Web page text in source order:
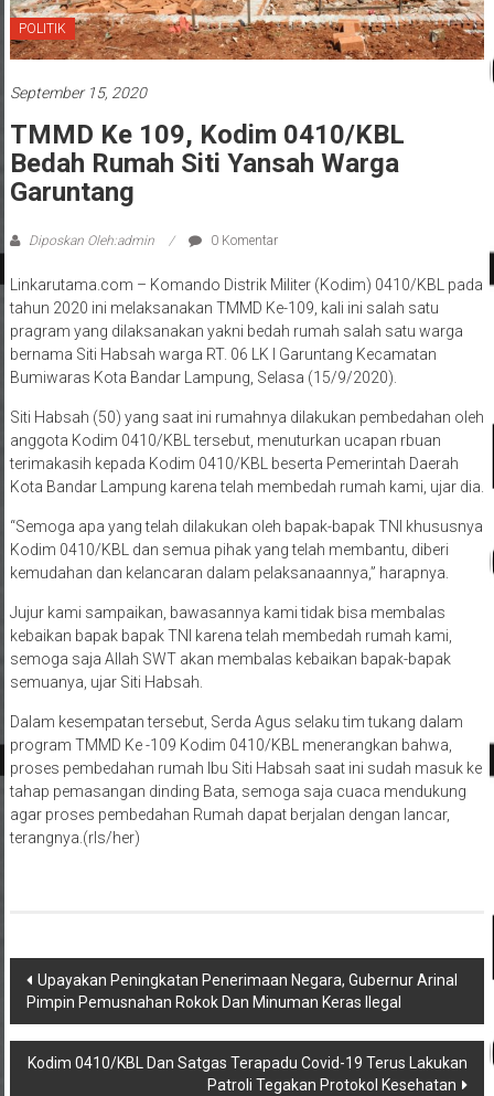
POLITIK
September 15, 2020
TMMD Ke 109, Kodim 0410/KBL
Bedah Rumah Siti Yansah Warga
Garuntang
Diposkan Oleh:admin 0 Komentar
Linkarutama.com – Komando Distrik Militer (Kodim) 0410/KBL pada
tahun 2020 ini melaksanakan TMMD Ke-109, kali ini salah satu
pragram yang dilaksanakan yakni bedah rumah salah satu warga
bernama Siti Habsah warga RT. 06 LK I Garuntang Kecamatan
Bumiwaras Kota Bandar Lampung, Selasa (15/9/2020).
Siti Habsah (50) yang saat ini rumahnya dilakukan pembedahan oleh
anggota Kodim 0410/KBL tersebut, menuturkan ucapan rbuan
terimakasih kepada Kodim 0410/KBL beserta Pemerintah Daerah
Kota Bandar Lampung karena telah membedah rumah kami, ujar dia.
“Semoga apa yang telah dilakukan oleh bapak-bapak TNI khususnya
Kodim 0410/KBL dan semua pihak yang telah membantu, diberi
kemudahan dan kelancaran dalam pelaksanaannya,” harapnya.
Jujur kami sampaikan, bawasannya kami tidak bisa membalas
kebaikan bapak bapak TNI karena telah membedah rumah kami,
semoga saja Allah SWT akan membalas kebaikan bapak-bapak
semuanya, ujar Siti Habsah.
Dalam kesempatan tersebut, Serda Agus selaku tim tukang dalam
program TMMD Ke -109 Kodim 0410/KBL menerangkan bahwa,
proses pembedahan rumah Ibu Siti Habsah saat ini sudah masuk ke
tahap pemasangan dinding Bata, semoga saja cuaca mendukung
agar proses pembedahan Rumah dapat berjalan dengan lancar,
terangnya.(rls/her)
Navigasi
pos
Upayakan Peningkatan Penerimaan Negara, Gubernur Arinal
Pimpin Pemusnahan Rokok Dan Minuman Keras Ilegal
Kodim 0410/KBL Dan Satgas Terapadu Covid-19 Terus Lakukan
Patroli Tegakan Protokol Kesehatan